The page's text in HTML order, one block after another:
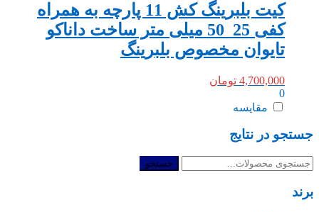
کیت بلبرینگ کش 11 پارچه به همراه
کفی 25_50 میلی متر ساخت داناکو
تایوان مخصوص بلبرینگ
4,700,000 تومان
0
مقایسه
جستجو در نتایج
جستجو
جستجو
برند